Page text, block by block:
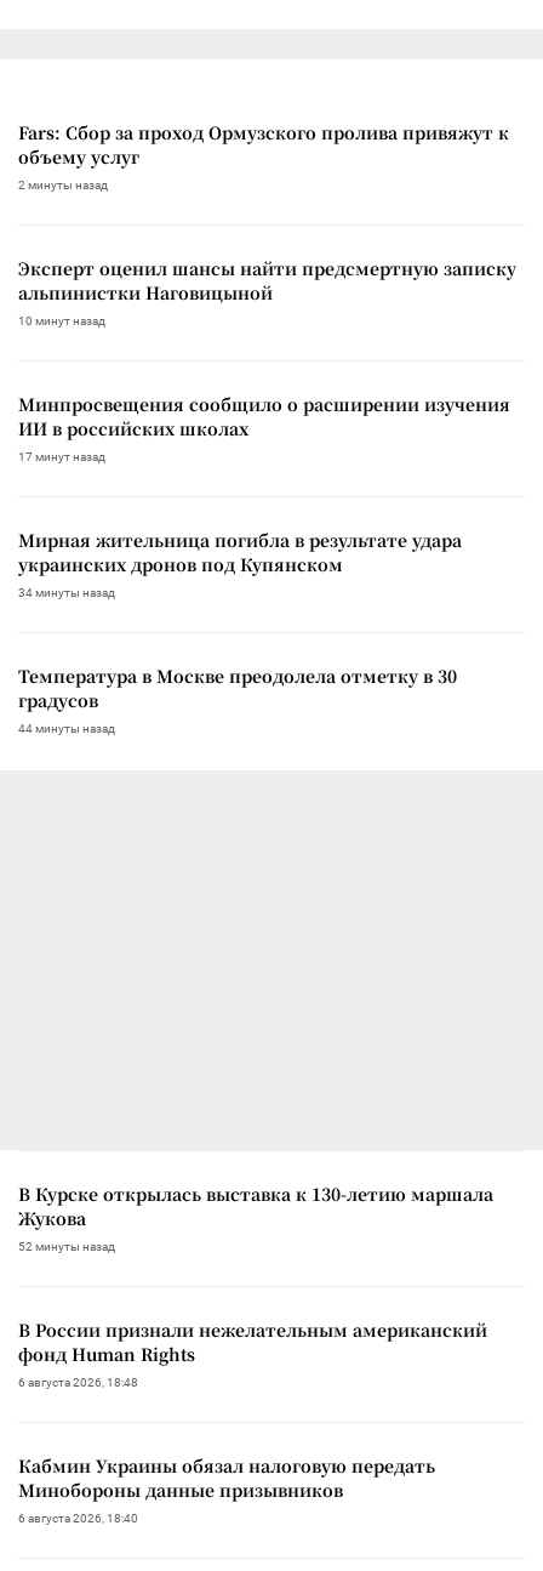
Fars: Сбор за проход Ормузского пролива привяжут к
объему услуг
2 минуты назад
Эксперт оценил шансы найти предсмертную записку
альпинистки Наговицыной
10 минут назад
Минпросвещения сообщило о расширении изучения
ИИ в российских школах
17 минут назад
Мирная жительница погибла в результате удара
украинских дронов под Купянском
34 минуты назад
Температура в Москве преодолела отметку в 30
градусов
44 минуты назад
В Курске открылась выставка к 130-летию маршала
Жукова
52 минуты назад
В России признали нежелательным американский
фонд Human Rights
6 августа 2026, 18:48
Кабмин Украины обязал налоговую передать
Минобороны данные призывников
6 августа 2026, 18:40